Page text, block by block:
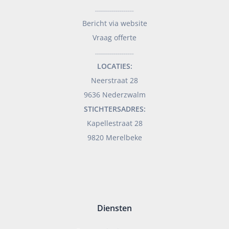
Bericht via website
Vraag offerte
LOCATIES:
Neerstraat 28
9636 Nederzwalm
STICHTERSADRES:
Kapellestraat 28
9820 Merelbeke
Diensten